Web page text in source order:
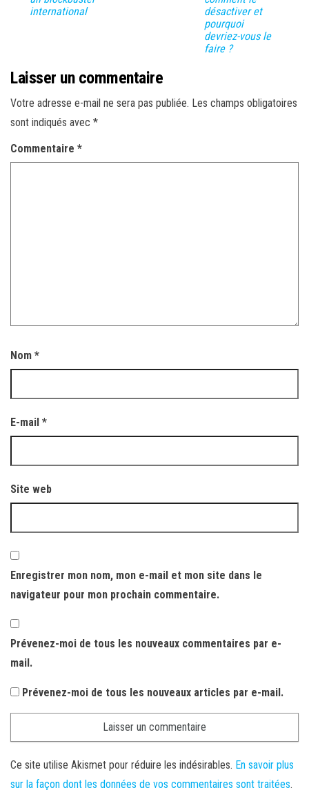
international
désactiver et
pourquoi
devriez-vous le
faire ?
Laisser un commentaire
Votre adresse e-mail ne sera pas publiée. Les champs obligatoires
sont indiqués avec *
Commentaire *
Nom *
E-mail *
Site web
Enregistrer mon nom, mon e-mail et mon site dans le
navigateur pour mon prochain commentaire.
Prévenez-moi de tous les nouveaux commentaires par e-
mail.
Prévenez-moi de tous les nouveaux articles par e-mail.
Ce site utilise Akismet pour réduire les indésirables. En savoir plus
sur la façon dont les données de vos commentaires sont traitées.